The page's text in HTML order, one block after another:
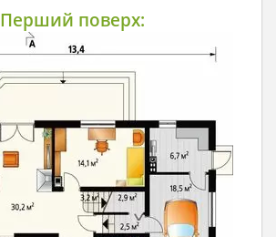
Перший поверх: